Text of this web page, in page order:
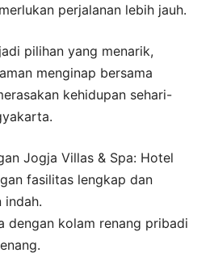
perjalanan lebih jauh.
pilihan yang menarik,
menginap bersama
kehidupan sehari-
Jogja Villas & Spa: Hotel
fasilitas lengkap dan
indah.
dengan kolam renang pribadi